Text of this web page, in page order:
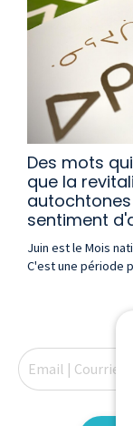
Des mots
que la
sentiment
Juin est le Mois
C'est une période
à parcourir vers
vous invitons à
langage....